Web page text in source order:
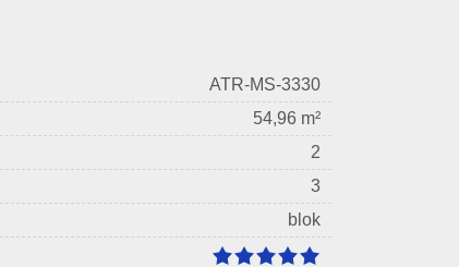
ATR-MS-3330
54,96 m²
2
3
blok